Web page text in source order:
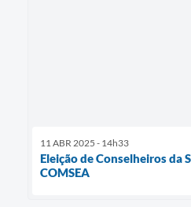
11 ABR 2025 - 14h33
Eleição de Conselheiros da
COMSEA